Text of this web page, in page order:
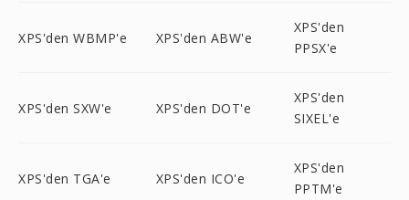
XPS'den WBMP'e XPS'den ABW'e
XPS'den
PPSX'e
XPS'den SXW'e XPS'den DOT'e
XPS'den
SIXEL'e
XPS'den TGA'e XPS'den ICO'e
XPS'den
PPTM'e